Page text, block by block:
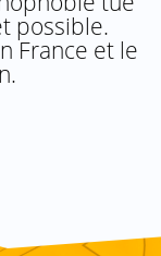
possible.
France et le